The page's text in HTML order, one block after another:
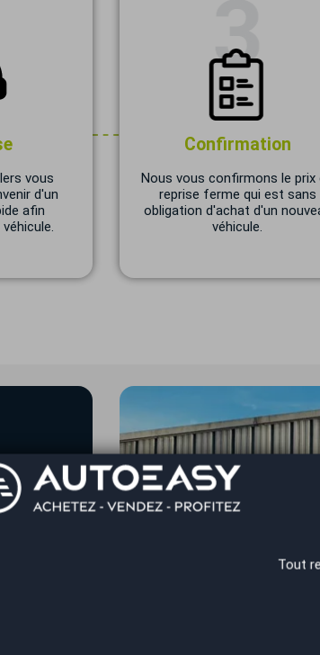
vous
d'un
afin
Confirmation
Nous vous confirmons le prix
reprise ferme qui est sans
obligation d'achat d'un
véhicule.
Tout